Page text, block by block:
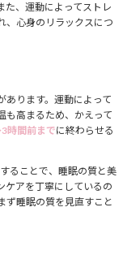
た、運動によってストレ
、心身のリラックスにつ
あります。運動によって
も高まるため、かえって
時間前までに終わらせる
ることで、睡眠の質と美
ケアを丁寧にしているの
ず睡眠の質を見直すこと